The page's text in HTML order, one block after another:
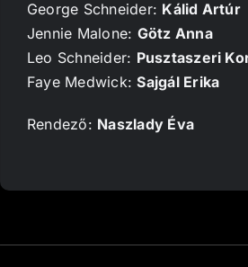
George Schneider: Kálid Artúr
Jennie Malone: Götz Anna
Leo Schneider: Pusztaszeri
Faye Medwick:Sajgál Erika
Rendező: Naszlady Éva